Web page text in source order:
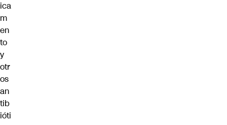
ica
m
en
to
y
otr
os
an
tib
ióti